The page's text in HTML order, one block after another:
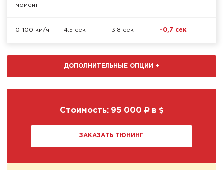
момент
0-100 км/ч 4.5 сек 3.8 сек -0,7 сек
ДОПОЛНИТЕЛЬНЫЕ ОПЦИИ +
Стоимость: 95 000 в
ЗАКАЗАТЬ ТЮНИНГ